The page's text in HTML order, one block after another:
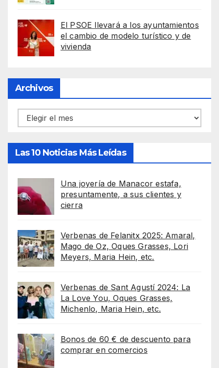
El PSOE llevará a los ayuntamientos
el cambio de modelo turístico y de
vivienda
Archivos
Archivos
Las 10 Noticias Más Leídas
Una joyería de Manacor estafa,
presuntamente, a sus clientes y
cierra
Verbenas de Felanitx 2025: Amaral,
Mago de Oz, Oques Grasses, Lori
Meyers, Maria Hein, etc.
Verbenas de Sant Agustí 2024: La
La Love You, Oques Grasses,
Michenlo, Maria Hein, etc.
Bonos de 60 € de descuento para
comprar en comercios